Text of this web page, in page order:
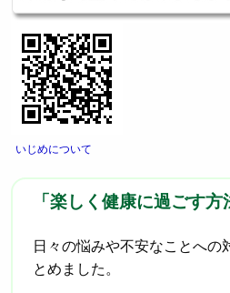
いじめについて
「楽しく健康に過ごす方
日々の悩みや不安なことへの
とめました。